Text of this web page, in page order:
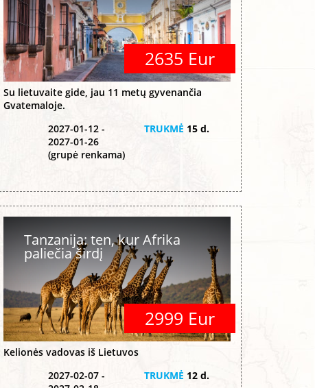
2635 Eur
Su lietuvaite gide, jau 11 metų gyvenančia
Gvatemaloje.
2027-01-12 -
2027-01-26
(grupė renkama)
TRUKMĖ 15 d.
Tanzanija: ten, kur Afrika
paliečia širdį
2999 Eur
Kelionės vadovas iš Lietuvos
2027-02-07 -
TRUKMĖ 12 d.